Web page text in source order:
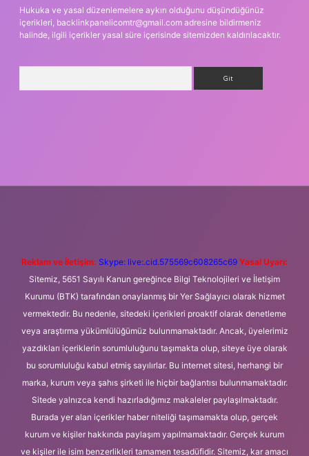
Hukuka ve yasal düzenlemelere aykırı olduğunu düşündüğünüz
içerikleri, backlinkpanelicomtr@gmail.com adresine bildirmeniz
halinde, ilgili içerikler yasal süre içerisinde sitemizden kaldırılacaktır.
Reklam ve İletişim: Skype: live:.cid.575569c608265c69 Yasal Uyarı:
Sitemiz, 5651 Sayılı Kanun gereğince Bilgi Teknolojileri ve İletişim
Kurumu (BTK) tarafından onaylanmış bir Yer Sağlayıcı olarak hizmet
vermektedir. Bu nedenle, sitedeki içerikleri proaktif olarak denetleme
veya araştırma yükümlülüğümüz bulunmamaktadır. Ancak, üyelerimiz
yazdıkları içeriklerin sorumluluğunu taşımakta olup, siteye üye olarak
bu sorumluluğu kabul etmiş sayılırlar. Bu internet sitesi, herhangi bir
marka, kurum veya şahıs şirketi ile hiçbir bağlantısı bulunmamaktadır.
Sitede yalnızca kendi hazırladığımız makaleler paylaşılmaktadır.
Burada yer alan içerikler haber niteliği taşımamakta olup, gerçek
kurum ve kişiler hakkında paylaşım yapılmamaktadır. Gerçek kurum
ve kişiler ile isim benzerlikleri tamamen tesadüfidir. Sitemiz, kar amacı